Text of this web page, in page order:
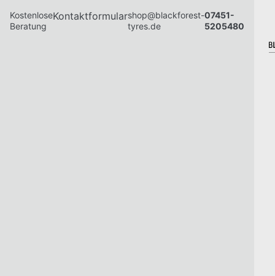
Kostenlose
Beratung
Kontaktformularshop@blackforest-
tyres.de
07451-
5205480